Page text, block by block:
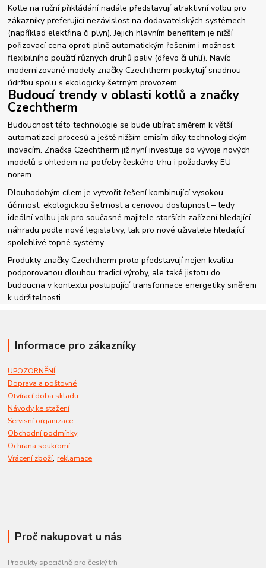
Kotle na ruční přikládání nadále představují atraktivní volbu pro
zákazníky preferující nezávislost na dodavatelských systémech
(například elektřina či plyn). Jejich hlavním benefitem je nižší
pořizovací cena oproti plně automatickým řešením i možnost
flexibilního použití různých druhů paliv (dřevo či uhlí). Navíc
modernizované modely značky Czechtherm poskytují snadnou
údržbu spolu s ekologicky šetrným provozem.
Budoucí trendy v oblasti kotlů a značky
Czechtherm
Budoucnost této technologie se bude ubírat směrem k větší
automatizaci procesů a ještě nižším emisím díky technologickým
inovacím. Značka Czechtherm již nyní investuje do vývoje nových
modelů s ohledem na potřeby českého trhu i požadavky EU
norem.
Dlouhodobým cílem je vytvořit řešení kombinující vysokou
účinnost, ekologickou šetrnost a cenovou dostupnost – tedy
ideální volbu jak pro současné majitele starších zařízení hledající
náhradu podle nové legislativy, tak pro nové uživatele hledající
spolehlivé topné systémy.
Produkty značky Czechtherm proto představují nejen kvalitu
podporovanou dlouhou tradicí výroby, ale také jistotu do
budoucna v kontextu postupující transformace energetiky směrem
k udržitelnosti.
Informace pro zákazníky
UPOZORNĚNÍ
Doprava a poštovné
Otvírací doba skladu
Návody ke stažení
Servisní organizace
Obchodní podmínky
Ochrana soukromí
Vrácení zboží,reklamace
Proč nakupovat u nás
Produkty speciálně pro český trh